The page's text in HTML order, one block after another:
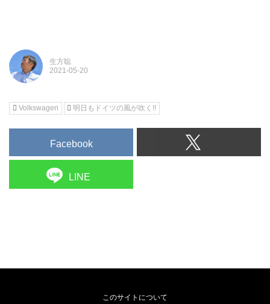
生方聡
Volkswagen 明日もドイツの風が吹く!!
Facebook
LINE
このサイトについて